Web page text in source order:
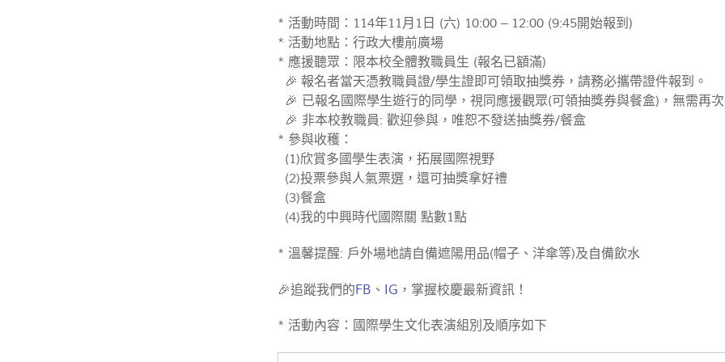
* 活動時間：114年11月1日 (六) 10:00 – 12:00 (9:45開始報到)
* 活動地點：行政大樓前廣場
* 應援聽眾：限本校全體教職員生 (報名已額滿)
🎉 報名者當天憑教職員證/學生證即可領取抽獎券，請務必攜帶證件報到。
🎉 已報名國際學生遊行的同學，視同應援觀眾(可領抽獎券與餐盒)，無需再
🎉 非本校教職員: 歡迎參與，唯恕不發送抽獎券/餐盒
* 參與收穫：
(1)欣賞多國學生表演，拓展國際視野
(2)投票參與人氣票選，還可抽獎拿好禮
(3)餐盒
(4)我的中興時代國際關 點數1點
* 溫馨提醒: 戶外場地請自備遮陽用品(帽子、洋傘等)及自備飲水
🎉追蹤我們的FB 、 IG ，掌握校慶最新資訊！
* 活動內容：國際學生文化表演組別及順序如下